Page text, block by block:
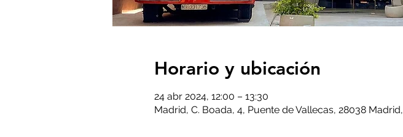
Horario y ubicación
24 abr 2024, 12:00 – 13:30
Madrid, C. Boada, 4, Puente de Vallecas, 28038